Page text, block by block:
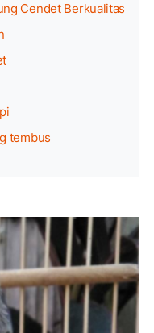
Cendet Berkualitas
tembus